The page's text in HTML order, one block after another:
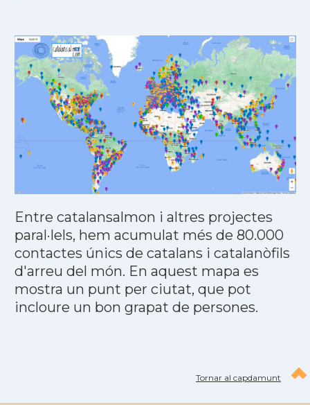
Entre catalansalmon i altres projectes
paral·lels, hem acumulat més de 80.000
contactes únics de catalans i catalanòfils
d'arreu del món. En aquest mapa es
mostra un punt per ciutat, que pot
incloure un bon grapat de persones.
Tornar al capdamunt